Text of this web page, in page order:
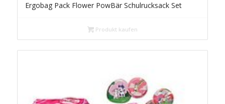
Ergobag Pack Flower PowBär Schulrucksack Set
Produkt kaufen